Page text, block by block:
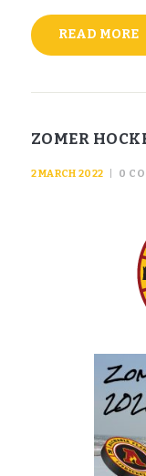
READ MORE
ZOMER
2 MARCH 2022 0